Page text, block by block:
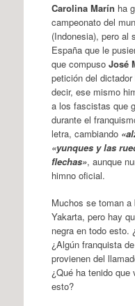
Carolina Marín ha
campeonato del
(Indonesia), pero al
España que le
que compuso José
petición del dictador
decir, ese mismo
a los fascistas que
durante el
letra, cambiando
«yunques y las
flechas», aunque
himno oficial.
Muchos se toman
Yakarta, pero hay
negra en todo esto.
¿Algún franquista
provienen del
¿Qué ha tenido que
esto?